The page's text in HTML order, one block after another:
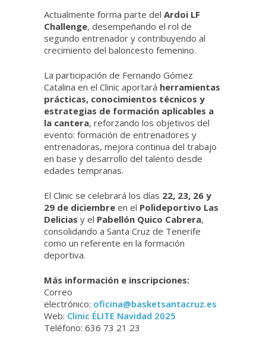
Actualmente forma parte del Ardoi LF
Challenge, desempeñando el rol de
segundo entrenador y contribuyendo al
crecimiento del baloncesto femenino.
La participación de Fernando Gómez
Catalina en el Clinic aportará herramientas
prácticas, conocimientos técnicos y
estrategias de formación aplicables a
la cantera, reforzando los objetivos del
evento: formación de entrenadores y
entrenadoras, mejora continua del trabajo
en base y desarrollo del talento desde
edades tempranas.
El Clinic se celebrará los días 22, 23, 26 y
29 de diciembre en el Polideportivo Las
Delicias y el Pabellón Quico Cabrera,
consolidando a Santa Cruz de Tenerife
como un referente en la formación
deportiva.
Más información e inscripciones:
Correo
electrónico: oficina@basketsantacruz.es
Web: Clinic ÉLITE Navidad 2025
Teléfono: 636 73 21 23